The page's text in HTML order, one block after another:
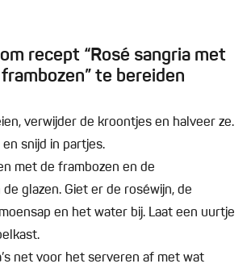
recept “Rosé sangria met
te bereiden
verwijder de kroontjes en halveer ze.
snijd in partjes.
met de frambozen en de
glazen. Giet er de roséwijn, de
en het water bij. Laat een uurtje
net voor het serveren af met wat